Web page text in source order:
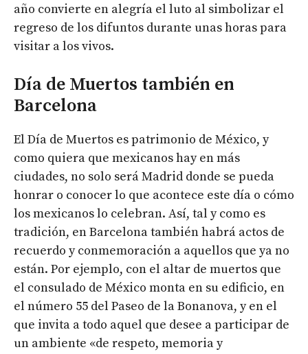
año convierte en alegría el luto al simbolizar el
regreso de los difuntos durante unas horas para
visitar a los vivos.
Día de Muertos también en
Barcelona
El Día de Muertos es patrimonio de México, y
como quiera que mexicanos hay en más
ciudades, no solo será Madrid donde se pueda
honrar o conocer lo que acontece este día o cómo
los mexicanos lo celebran. Así, tal y como es
tradición, en Barcelona también habrá actos de
recuerdo y conmemoración a aquellos que ya no
están. Por ejemplo, con el altar de muertos que
el consulado de México monta en su edificio, en
el número 55 del Paseo de la Bonanova, y en el
que invita a todo aquel que desee a participar de
un ambiente «de respeto, memoria y